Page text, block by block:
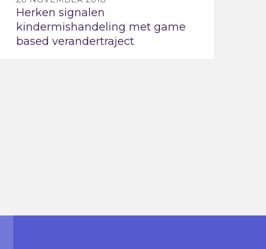
Herken signalen
kindermishandeling met game
based verandertraject